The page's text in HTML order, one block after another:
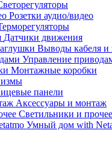
Розетки аудио/видео
Датчики движения
Выводы кабеля и
Управление
Монтажные коробки
панели
Аксессуары и монтаж
Светильники и прочее
Умный дом with